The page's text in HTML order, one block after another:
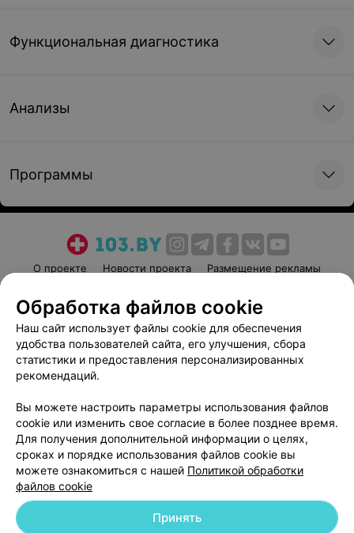
Функциональная диагностика
Анализы
Программы
О проекте Новости проекта
Размещение рекламы
Пользовательское соглашение
Способы оплаты
Вакансии
Партнеры
Написать руководителю 103.by
Обработка персональных данных
Обработка файлов cookie
Наш сайт использует файлы cookie для обеспечения
удобства пользователей сайта, его улучшения, сбора
статистики и предоставления персонализированных
рекомендаций.
Вы можете настроить параметры использования файлов
cookie или изменить свое согласие в более позднее время.
Для получения дополнительной информации о целях,
сроках и порядке использования файлов cookie вы
можете ознакомиться с нашей Политикой обработки
файлов cookie
Принять